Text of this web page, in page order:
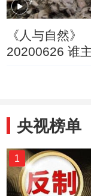
《人与自然》
20200626 谁
央视榜单
1